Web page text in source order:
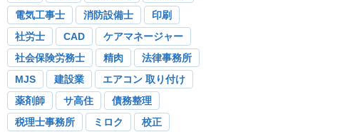
電気工事士
消防設備士
印刷
社労士
CAD
ケアマネージャー
社会保険労務士
精肉
法律事務所
MJS
建設業
エアコン 取り付け
薬剤師
サ高住
債務整理
税理士事務所
ミロク
校正